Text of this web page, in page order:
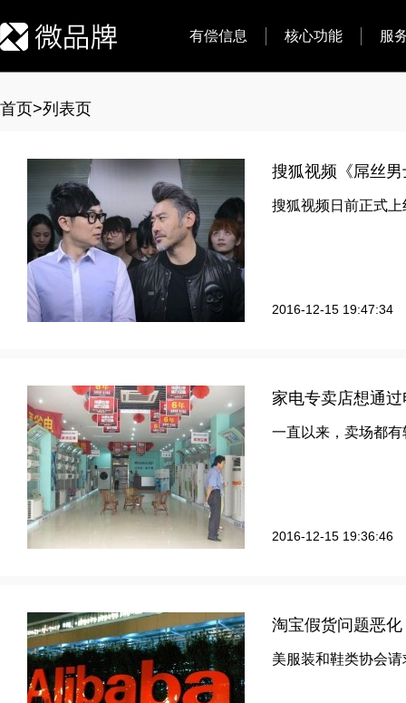
有偿信息 核心功能 服
首页>列表页
搜狐视频《屌丝
搜狐视频日前正式
2016-12-15 19:47:34
家电专卖店想通
一直以来，卖场都
2016-12-15 19:36:46
淘宝假货问题恶
美服装和鞋类协会